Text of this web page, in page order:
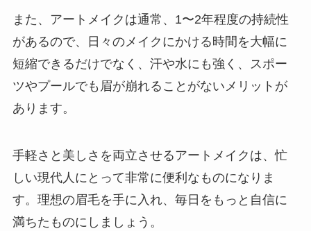
また、アートメイクは通常、1〜2年程度の持続性
があるので、日々のメイクにかける時間を大幅に
短縮できるだけでなく、汗や水にも強く、スポー
ツやプールでも眉が崩れることがないメリットが
あります。
手軽さと美しさを両立させるアートメイクは、忙
しい現代人にとって非常に便利なものになりま
す。理想の眉毛を手に入れ、毎日をもっと自信に
満ちたものにしましょう。